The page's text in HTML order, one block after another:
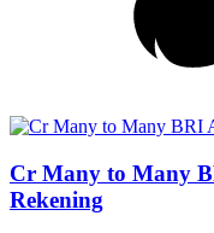
Cr Many to Many
Rekening